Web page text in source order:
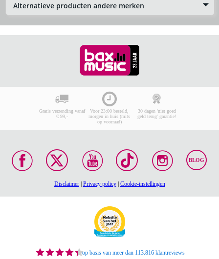
Alternatieve producten andere merken
Gratis verzending vanaf
€ 99,-
Voor 23:00 besteld,
morgen in huis (mits
op voorraad)
30 dagen 'niet goed
geld terug' garantie!
BLOG
Disclaimer| Privacy policy| Cookie-instellingen
op basis van meer dan 113.816 klantreviews